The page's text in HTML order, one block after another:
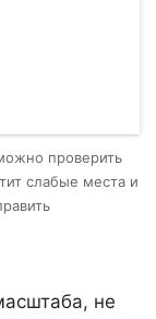
проверить
слабые места и
не